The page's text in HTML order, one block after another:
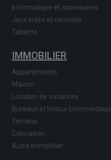
Informatique et accessoires
Jeux vidéo et consoles
Tablette
IMMOBILIER
Appartements
Maison
Location de vacances
Bureaux et locaux commerciaux
Terrains
Colocation
Autre immobilier